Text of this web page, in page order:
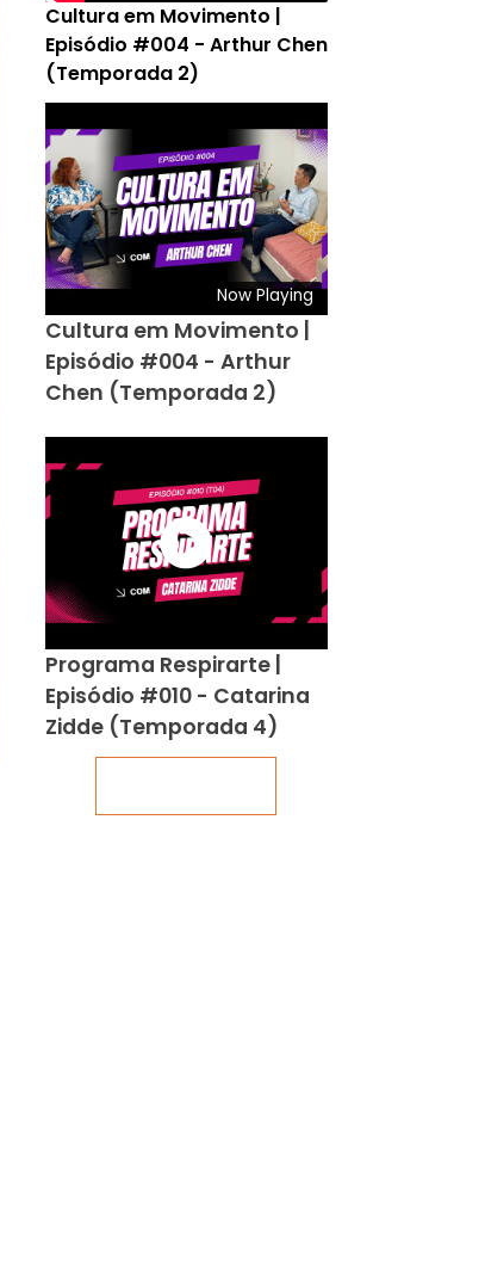
Cultura em Movimento |
Episódio #004 - Arthur Chen
(Temporada 2)
Now Playing
Cultura em Movimento |
Episódio #004 - Arthur
Chen (Temporada 2)
Programa Respirarte |
Episódio #010 - Catarina
Zidde (Temporada 4)